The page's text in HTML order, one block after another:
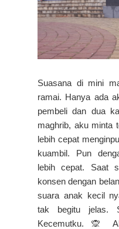
Suasana di mini
ramai. Hanya ada
pembeli dan dua
maghrib, aku minta
lebih cepat
kuambil. Pun
lebih cepat. Saat
konsen dengan
suara anak kecil
tak begitu jelas.
Kecemutku. 🙊